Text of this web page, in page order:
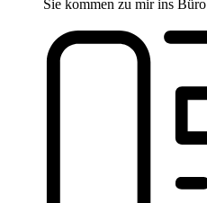
Sie kommen zu mir ins Büro